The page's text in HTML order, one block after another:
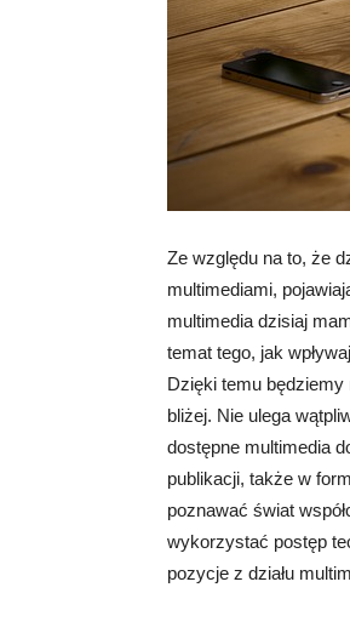
Ze względu na to, że
multimediami,
multimedia dzisiaj
temat tego, jak
Dzięki temu
bliżej. Nie ulega
dostępne multimedia
publikacji, także w
poznawać świat
wykorzystać postęp
pozycje z działu